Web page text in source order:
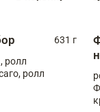
631 г
ролл
ролл